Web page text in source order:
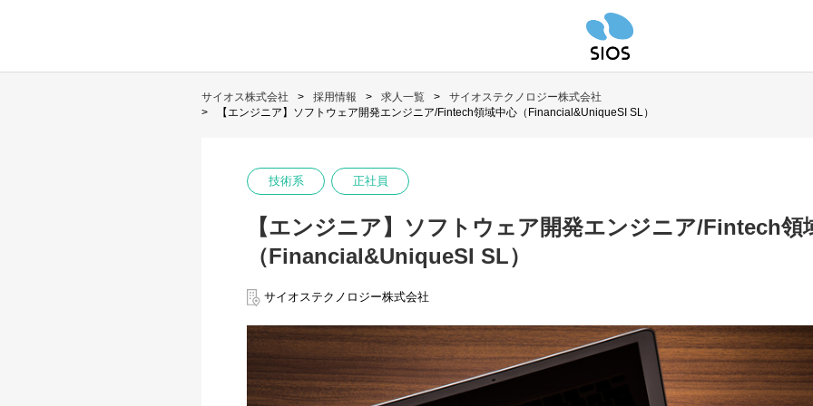
サイオス株式会社 採用情報 求人一覧
サイオステクノロジー株式会社
【エンジニア】ソフトウェア開発エンジニア/Fintech領域中心（Financial&UniqueSI SL）
技術系 正社員
【エンジニア】ソフトウェア開発エンジニア/Fintech領
（Financial&UniqueSI SL）
サイオステクノロジー株式会社